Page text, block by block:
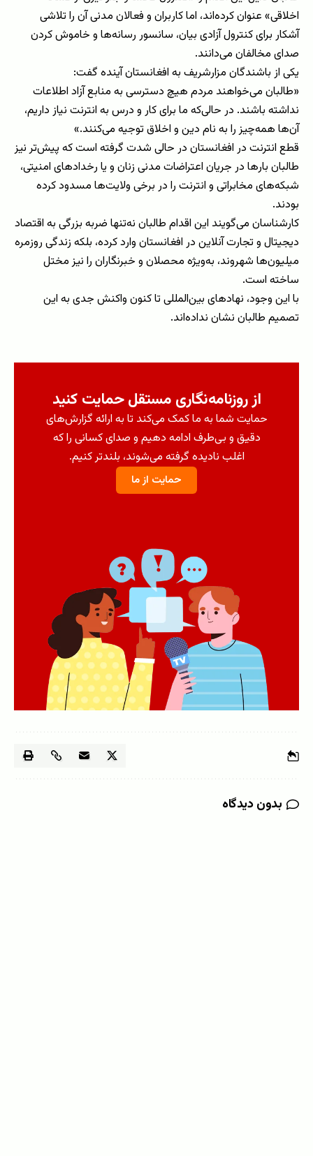
اخلاقی» عنوان کرده‌اند، اما کاربران و فعالان مدنی آن را تلاشی
آشکار برای کنترول آزادی بیان، سانسور رسانه‌ها و خاموش کردن
صدای مخالفان می‌دانند.
یکی از باشندگان مزارشریف به افغانستان آینده گفت:
«طالبان می‌خواهند مردم هیچ دسترسی به منابع آزاد اطلاعات
نداشته باشند. در حالی‌که ما برای کار و درس به انترنت نیاز داریم،
آن‌ها همه‌چیز را به نام دین و اخلاق توجیه می‌کنند.»
قطع انترنت در افغانستان در حالی شدت گرفته است که پیش‌تر نیز
طالبان بارها در جریان اعتراضات مدنی زنان و یا رخدادهای امنیتی،
شبکه‌های مخابراتی و انترنت را در برخی ولایت‌ها مسدود کرده
بودند.
کارشناسان می‌گویند این اقدام طالبان نه‌تنها ضربه بزرگی به اقتصاد
دیجیتال و تجارت آنلاین در افغانستان وارد کرده، بلکه زندگی روزمره
میلیون‌ها شهروند، به‌ویژه محصلان و خبرنگاران را نیز مختل
ساخته است.
با این وجود، نهادهای بین‌المللی تا کنون واکنش جدی به این
تصمیم طالبان نشان نداده‌اند.
از روزنامه‌نگاری مستقل حمایت کنید
حمایت شما به ما کمک می‌کند تا به ارائه گزارش‌های
دقیق و بی‌طرف ادامه دهیم و صدای کسانی را که
اغلب نادیده گرفته می‌شوند، بلندتر کنیم.
حمایت از ما
بدون دیدگاه